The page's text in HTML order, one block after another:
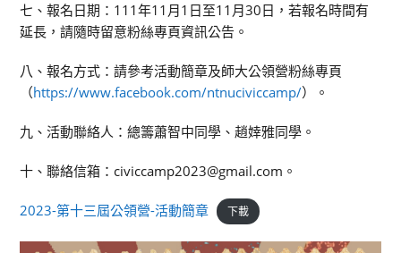
七、報名日期：111年11月1日至11月30日，若報名時間有
延長，請隨時留意粉絲專頁資訊公告。
八、報名方式：請參考活動簡章及師大公領營粉絲專頁
（https://www.facebook.com/ntnuciviccamp/）。
九、活動聯絡人：總籌蕭智中同學、趙婞雅同學。
十、聯絡信箱：civiccamp2023@gmail.com。
2023-第十三屆公領營-活動簡章 下載